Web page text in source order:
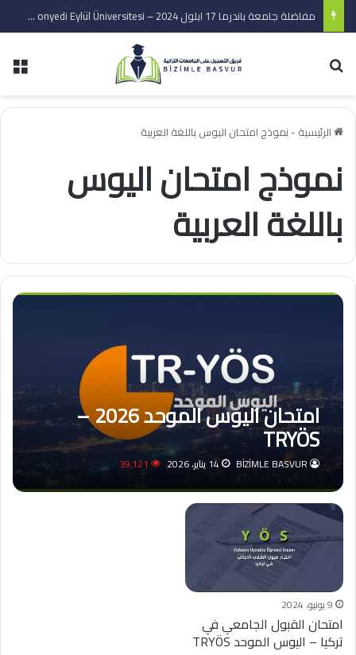
مفاضلة جامعة باندرما 17 ايلول 2024 – Bandırma onyedi Eylül Üniversitesi
الرئيسية - نموذج امتحان اليوس باللغة العربية
نموذج امتحان اليوس
باللغة العربية
امتحان اليوس الموحد 2026 –
TRYÖS
BİZİMLE BASVUR 14 يناير، 2026 39٬121
9 يونيو، 2024
امتحان القبول الجامعي في
تركيا – اليوس الموحد TRYÖS